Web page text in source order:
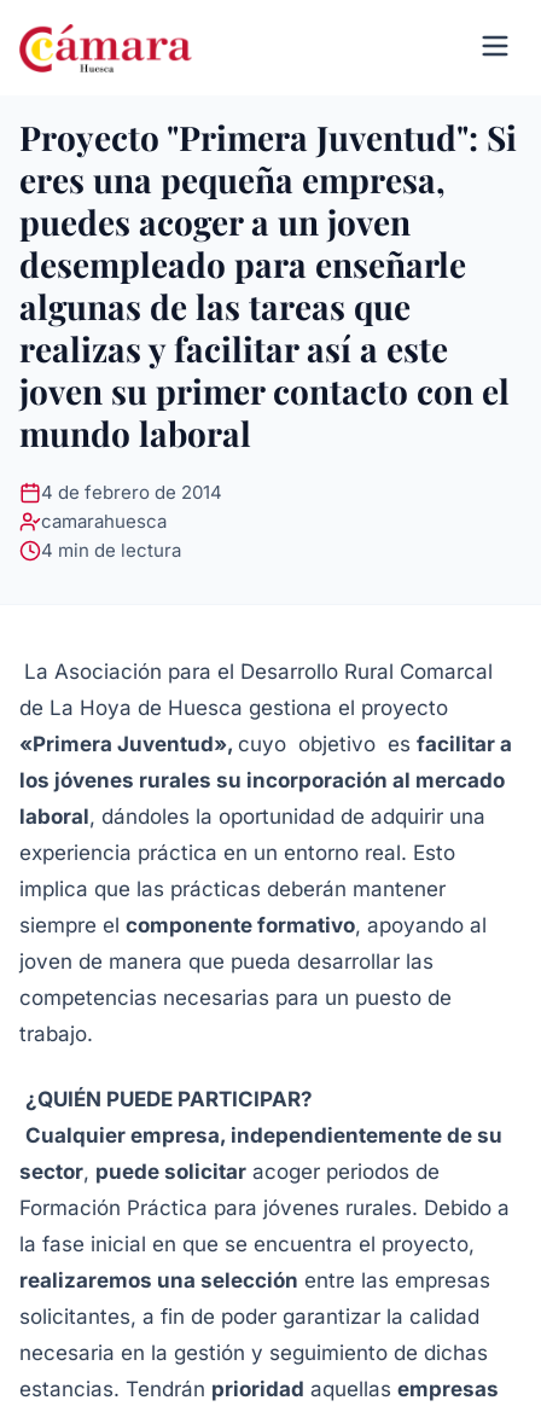
Proyecto "Primera Juventud": Si
eres una pequeña empresa,
puedes acoger a un joven
desempleado para enseñarle
algunas de las tareas que
realizas y facilitar así a este
joven su primer contacto con el
mundo laboral
4 de febrero de 2014
camarahuesca
4 min de lectura
La Asociación para el Desarrollo Rural Comarcal
de La Hoya de Huesca gestiona el proyecto
«Primera Juventud», cuyo objetivo es facilitar a
los jóvenes rurales su incorporación al mercado
laboral, dándoles la oportunidad de adquirir una
experiencia práctica en un entorno real. Esto
implica que las prácticas deberán mantener
siempre el componente formativo, apoyando al
joven de manera que pueda desarrollar las
competencias necesarias para un puesto de
trabajo.
¿QUIÉN PUEDE PARTICIPAR?
Cualquier empresa, independientemente de su
sector, puede solicitar acoger periodos de
Formación Práctica para jóvenes rurales. Debido a
la fase inicial en que se encuentra el proyecto,
realizaremos una selección entre las empresas
solicitantes, a fin de poder garantizar la calidad
necesaria en la gestión y seguimiento de dichas
estancias. Tendrán prioridad aquellas empresas